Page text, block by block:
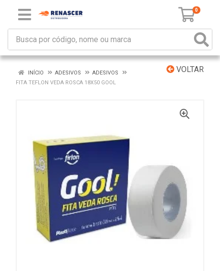
0
VOLTAR
INÍCIO ADESIVOS
ADESIVOS
FITA TEFLON VEDA ROSCA 18X50 GOOL